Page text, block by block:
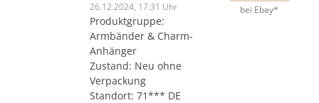
26.12.2024, 17:31 Uhr
Produktgruppe:
Armbänder & Charm-
Anhänger
Zustand: Neu ohne
Verpackung
Standort: 71*** DE
bei Ebay*